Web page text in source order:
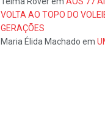
VOLTA AO TOPO DO
GERAÇÕES
Maria Élida Machado em